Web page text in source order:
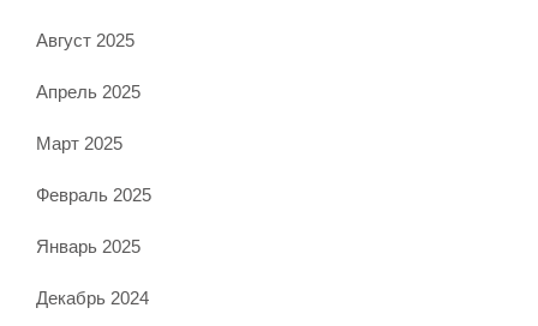
Август 2025
Апрель 2025
Март 2025
Февраль 2025
Январь 2025
Декабрь 2024